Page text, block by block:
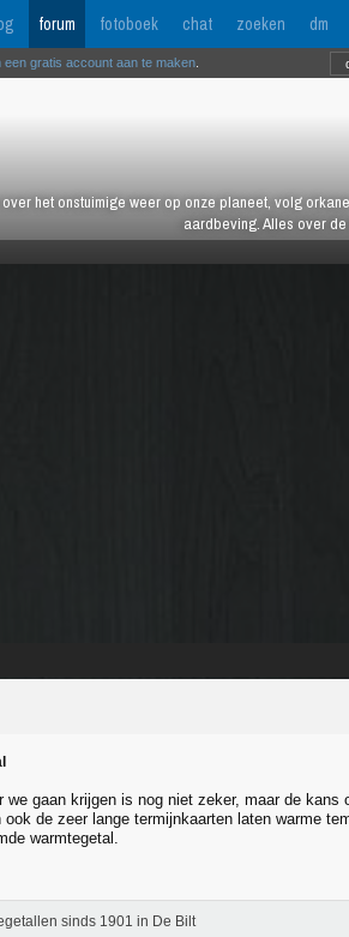
forum fotoboek chat zoeken dm
het onstuimige weer op onze planeet, volg
aardbeving. Alles over
een gratis account aan te maken
we gaan krijgen is nog niet zeker, maar de
ook de zeer lange termijnkaarten laten warme
warmtegetal.
sinds 1901 in De Bilt